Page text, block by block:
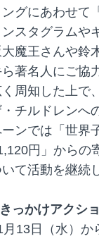
グにあわせて
スタグラムや
大魔王さんや鈴
著名人にご協
周知した上で
チルドレンへ
ンでは「世界
円」からの
て活動を継続
っかけアクシ
月13日（水）